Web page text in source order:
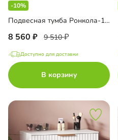
-10%
Подвесная тумба Ронкола-1.1
8 560 9 510
Доступно для доставки
В корзину